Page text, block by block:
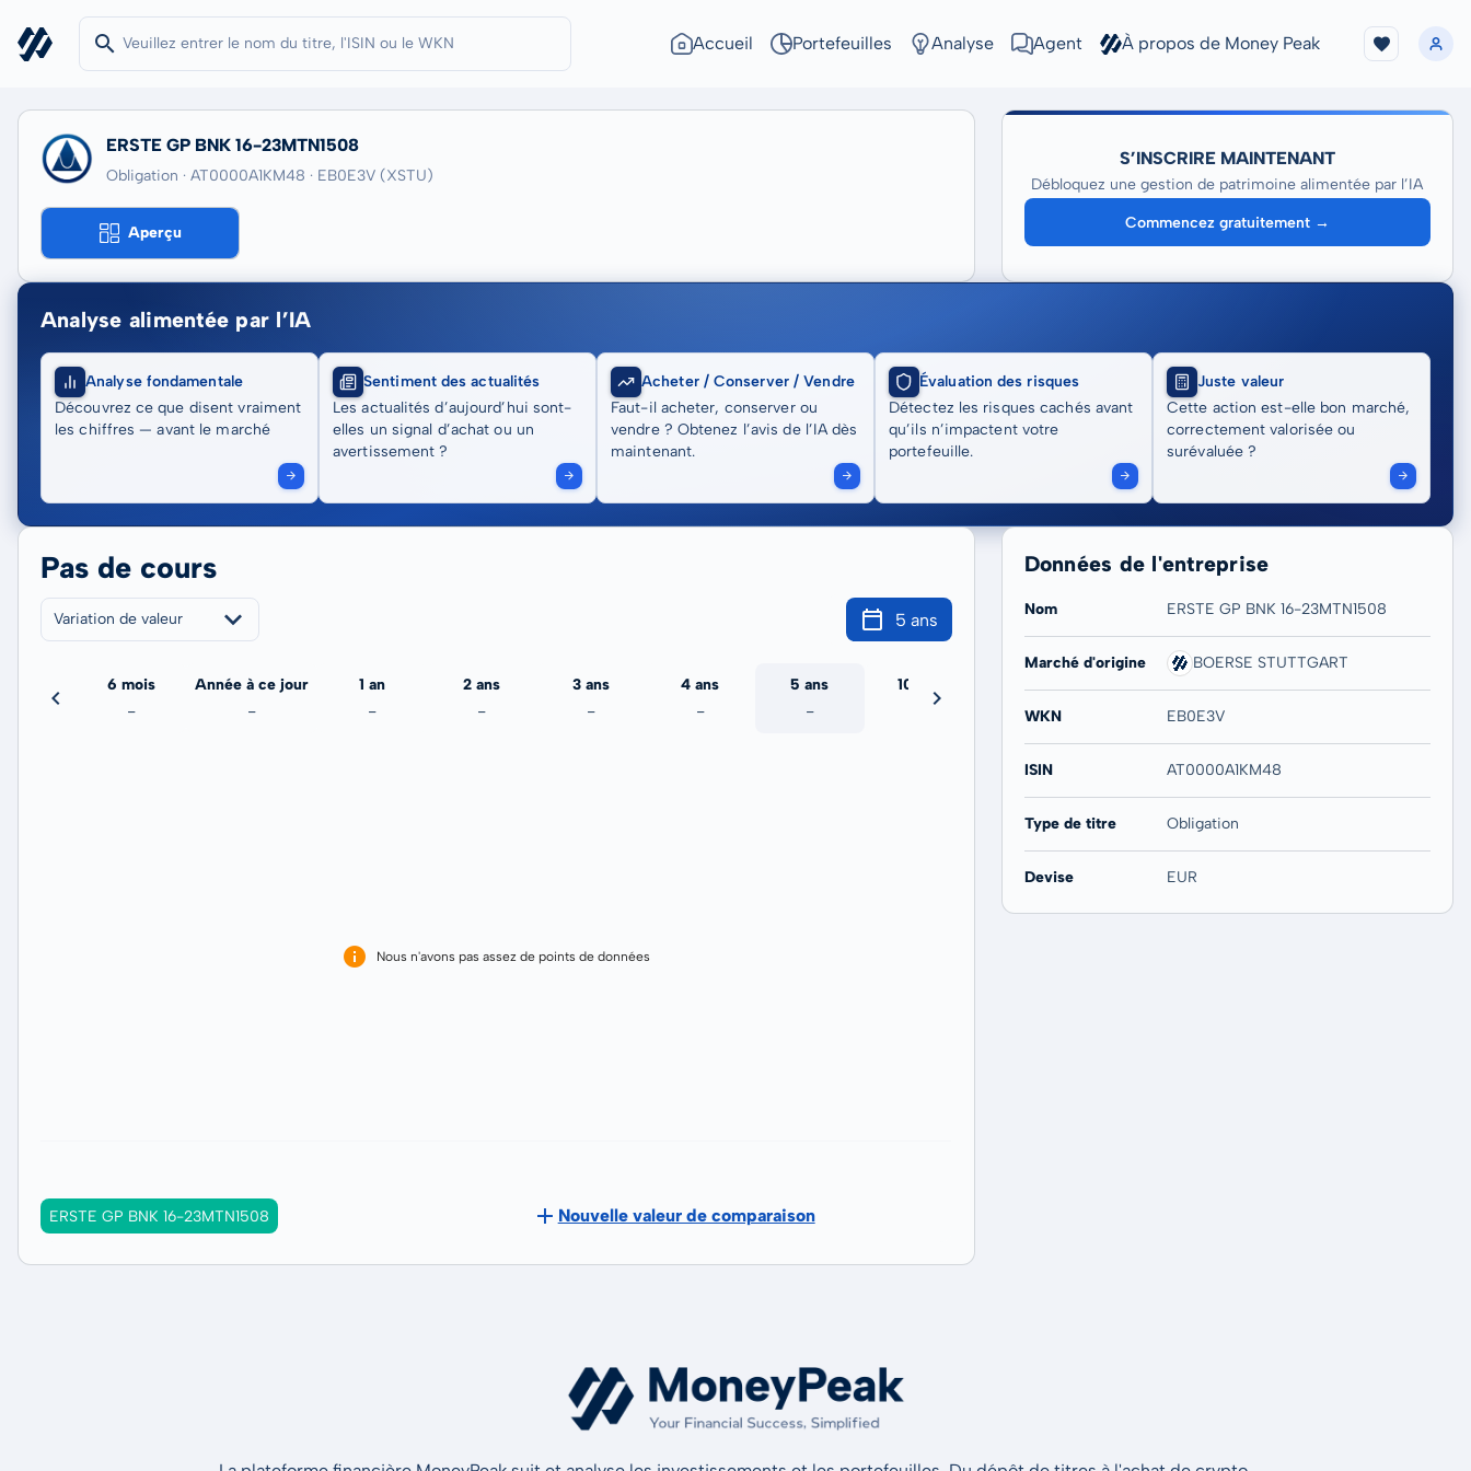
Accueil Portefeuilles Analyse Agent À propos de Money Peak
ERSTE GP BNK 16-23MTN1508
Obligation · AT0000A1KM48 · EB0E3V (XSTU)
Aperçu
S’INSCRIRE MAINTENANT
Débloquez une gestion de patrimoine alimentée par l’IA
Commencez gratuitement →
Analyse alimentée par l’IA
Analyse fondamentale
Découvrez ce que disent vraiment
les chiffres — avant le marché
Sentiment des actualités
Les actualités d’aujourd’hui sont-
elles un signal d’achat ou un
avertissement ?
Acheter / Conserver / Vendre
Faut-il acheter, conserver ou
vendre ? Obtenez l’avis de l’IA dès
maintenant.
Évaluation des risques
Détectez les risques cachés avant
qu’ils n’impactent votre
portefeuille.
Juste valeur
Cette action est-elle bon marché,
correctement valorisée ou
surévaluée ?
Pas de cours
Variation de valeur 5 ans
6 mois
-
Année à ce jour
-
1 an
-
2 ans
-
3 ans
-
4 ans
-
5 ans
-
10 ans
-
Nous n'avons pas assez de points de données
ERSTE GP BNK 16-23MTN1508 Nouvelle valeur de comparaison
Données de l'entreprise
Nom ERSTE GP BNK 16-23MTN1508
Marché d'origine BOERSE STUTTGART
WKN EB0E3V
ISIN AT0000A1KM48
Type de titre Obligation
Devise EUR